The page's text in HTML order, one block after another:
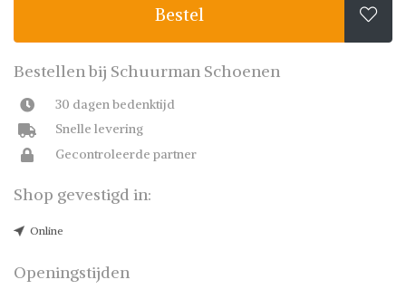
Bestel 
Bestellen bij Schuurman Schoenen
30 dagen bedenktijd
Snelle levering
Gecontroleerde partner
Shop gevestigd in:
Online
Openingstijden